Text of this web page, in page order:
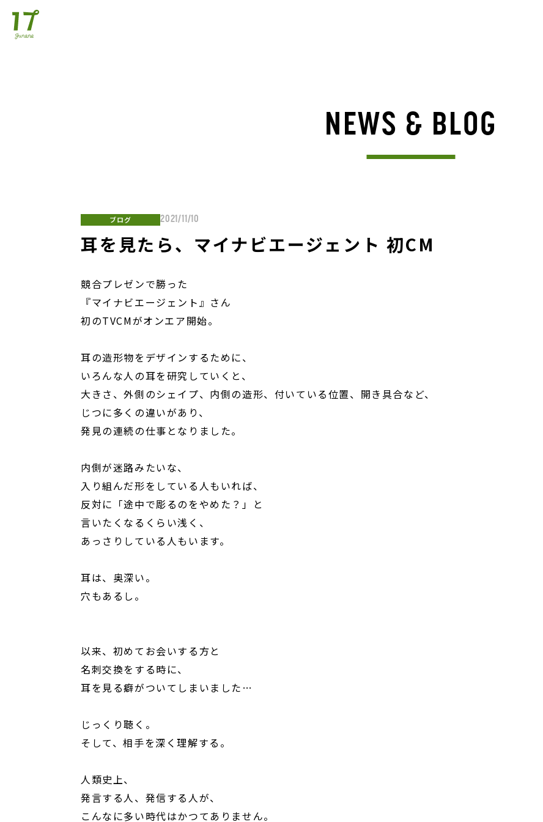
NEWS & BLOG
ブログ 2021/11/10
耳を見たら、マイナビエージェント 初CM
競合プレゼンで勝った
『マイナビエージェント』さん
初のTVCMがオンエア開始。
耳の造形物をデザインするために、
いろんな人の耳を研究していくと、
大きさ、外側のシェイプ、内側の造形、付いている位置、開き具合など、
じつに多くの違いがあり、
発見の連続の仕事となりました。
内側が迷路みたいな、
入り組んだ形をしている人もいれば、
反対に「途中で彫るのをやめた？」と
言いたくなるくらい浅く、
あっさりしている人もいます。
耳は、奥深い。
穴もあるし。
以来、初めてお会いする方と
名刺交換をする時に、
耳を見る癖がついてしまいました…
じっくり聴く。
そして、相手を深く理解する。
人類史上、
発言する人、発信する人が、
こんなに多い時代はかつてありません。